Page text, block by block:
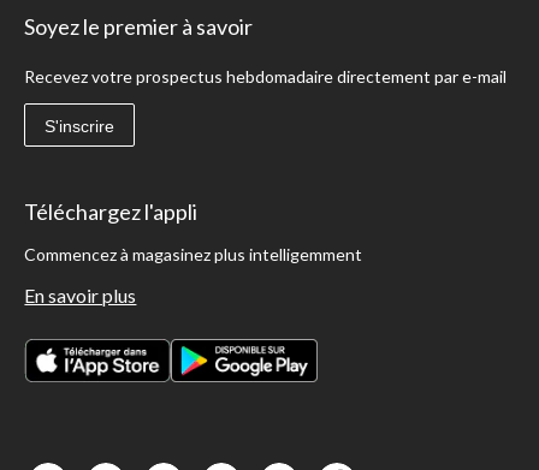
Soyez le premier à savoir
Recevez votre prospectus hebdomadaire directement par e-mail
S'inscrire
Téléchargez l'appli
Commencez à magasinez plus intelligemment
En savoir plus